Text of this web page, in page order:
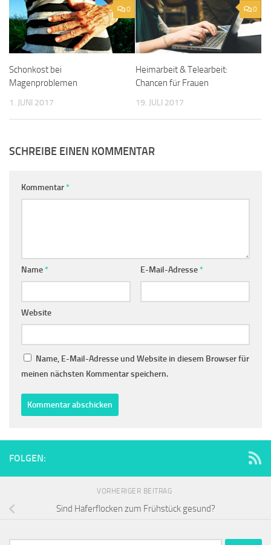
0
Schonkost bei
Magenproblemen
1. JUNI 2017
0
Heimarbeit & Telearbeit:
Chancen für Frauen
19. JULI 2017
SCHREIBE EINEN KOMMENTAR
Kommentar*
Name* E-Mail-Adresse*
Website
Name, E-Mail-Adresse und Website in diesem Browser für
meinen nächsten Kommentar speichern.
FOLGEN:
VORHERIGER BEITRAG
Sind Haferflocken zum Frühstück gesund?